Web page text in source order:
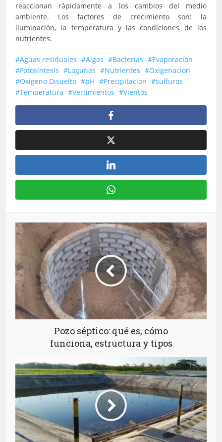
reaccionan rápidamente a los cambios del medio
ambiente. Los factores de crecimiento son: la
iluminación, la temperatura y las condiciones de los
nutrientes.
Aguas residuales Algas Bacterias
Evaporación
Fotosíntesis
Lagunas Nutrientes
Oxigenacion
Oxígeno Disuelto
pH Precipitacion
sulfuros
Temperatura
Vertimientos Vientos
Pozo séptico: qué es, cómo
funciona, estructura y tipos